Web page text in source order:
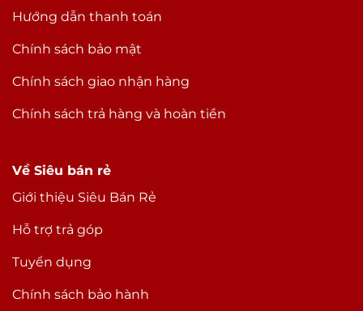
Hướng dẫn thanh toán
Chính sách bảo mật
Chính sách giao nhận hàng
Chính sách trả hàng và hoàn tiền
Về Siêu bán rẻ
Giới thiệu Siêu Bán Rẻ
Hỗ trợ trả góp
Tuyển dụng
Chính sách bảo hành